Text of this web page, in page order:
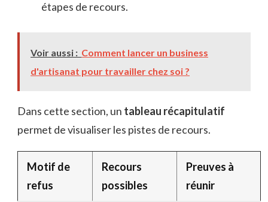
étapes de recours.
Voir aussi : Comment lancer un business
d'artisanat pour travailler chez soi ?
Dans cette section, un tableau récapitulatif
permet de visualiser les pistes de recours.
Motif de
refus
Recours
possibles
Preuves à
réunir